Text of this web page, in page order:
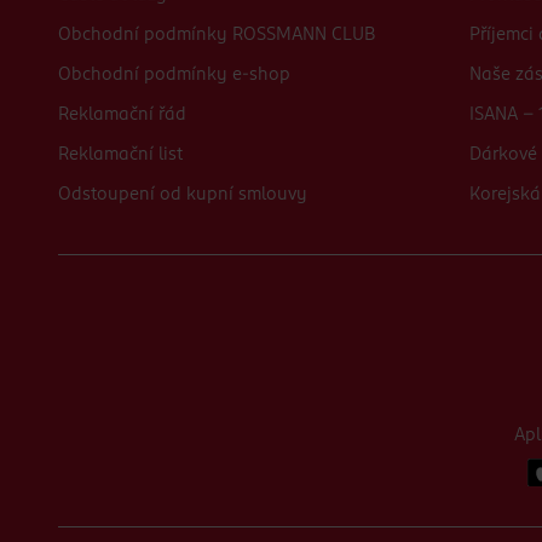
Obchodní podmínky ROSSMANN CLUB
Obchodní podmínky e-shop
Reklamační řád
Reklamační list
Odstoupení od kupní smlouvy
Příjemci
Naše
ISANA